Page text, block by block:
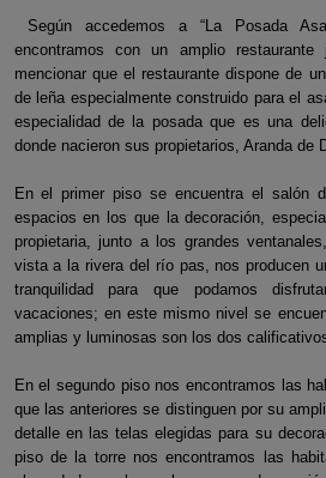
Según accedemos a “La Posada
encontramos con un amplio
mencionar que el restaurante dispone de
de leña especialmente construido para el
especialidad de la posada que es una
donde nacieron sus propietarios, Aranda de
En el primer piso se encuentra el salón
espacios en los que la decoración,
propietaria, junto a los grandes
vista a la rivera del río pas, nos producen
tranquilidad para que podamos
vacaciones; en este mismo nivel se
amplias y luminosas son los dos
En el segundo piso nos encontramos las
que las anteriores se distinguen por su
detalle en las telas elegidas para su
piso de la torre nos encontramos las